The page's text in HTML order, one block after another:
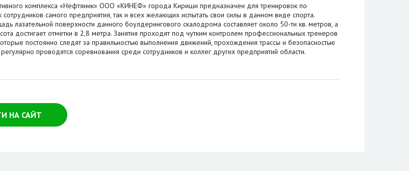
комплекса «Нефтяник» ООО «КИНЕФ» города Кириши предназначен для тренировок по
сотрудников самого предприятия, так и всех желающих испытать свои силы в данном виде спорта.
лазательной поверхности данного боулдерингового скалодрома составляет около 50-ти кв. метров, а
достигает отметки в 2,8 метра. Занятия проходят под чутким контролем профессиональных тренеров
постоянно следят за правильностью выполнения движений, прохождения трассы и безопасностью
проводятся соревнования среди сотрудников и коллег других предприятий области.
НА САЙТ